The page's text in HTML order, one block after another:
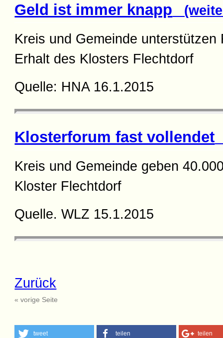
Geld ist immer knapp
Kreis und Gemeinde unterstützen
Erhalt des Klosters Flechtdorf
Quelle: HNA 16.1.2015
Klosterforum fast vollendet
Kreis und Gemeinde geben
Kloster Flechtdorf
Quelle. WLZ 15.1.2015
Zurück
« vorige Seite
tweet teilen teilen